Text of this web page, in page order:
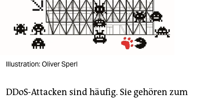
Illustration: Oliver Sperl
DDoS-Attacken sind häufig. Sie gehören zum